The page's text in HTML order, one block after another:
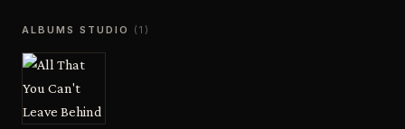
ALBUMS STUDIO (1)